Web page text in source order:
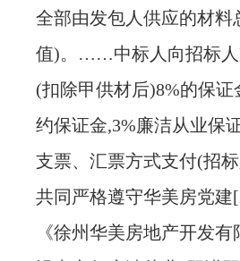
全部由发包人供应的材料
值)。……中标人向招标人
(扣除甲供材后)8%的保
约保证金,3%廉洁从业保
支票、汇票方式支付(招
共同严格遵守华美房党建
《徐州华美房地产开发